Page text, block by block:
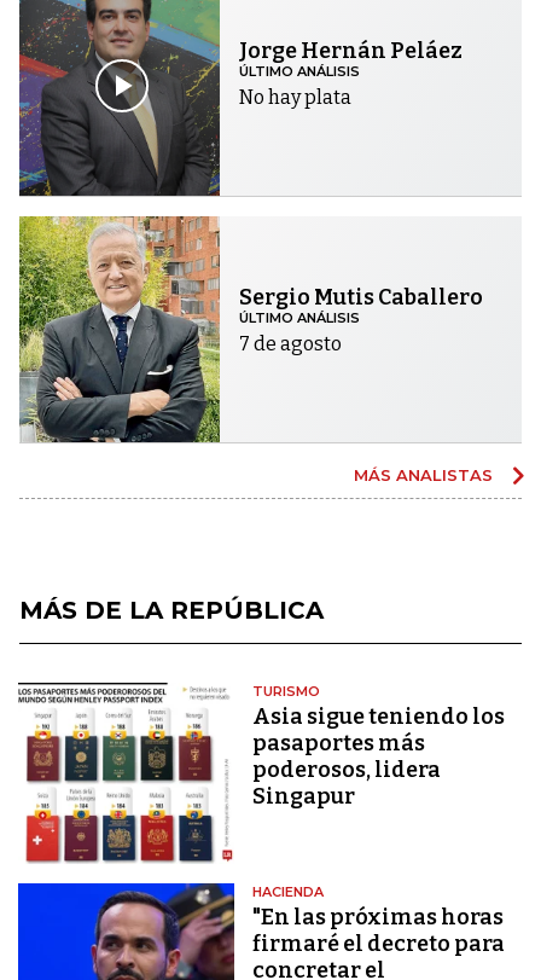
Jorge Hernán Peláez
ÚLTIMO ANÁLISIS
No hay plata
Sergio Mutis Caballero
ÚLTIMO ANÁLISIS
7 de agosto
MÁS ANALISTAS
MÁS DE LA REPÚBLICA
TURISMO
Asia sigue teniendo los
pasaportes más
poderosos, lidera
Singapur
HACIENDA
"En las próximas horas
firmaré el decreto para
concretar el